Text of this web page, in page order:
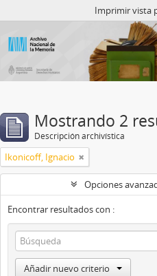
Imprimir vista
Mostrando 2
Descripción archivística
Ikonicoff, Ignacio
Opciones
Encontrar resultados con :
Añadir nuevo criterio